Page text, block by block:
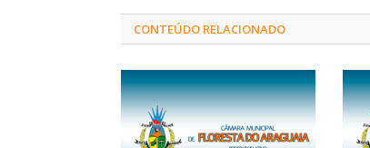
CONTEÚDO RELACIONADO